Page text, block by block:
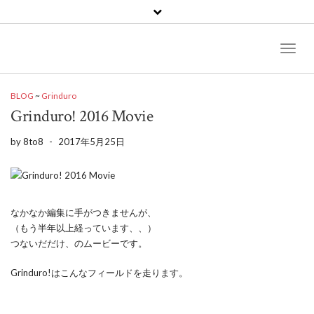
BLOG ~ Grinduro
Grinduro! 2016 Movie
by8to8 - 2017年5月25日
なかなか編集に手がつきませんが、
（もう半年以上経っています、、）
つないだだけ、のムービーです。
Grinduro!はこんなフィールドを走ります。